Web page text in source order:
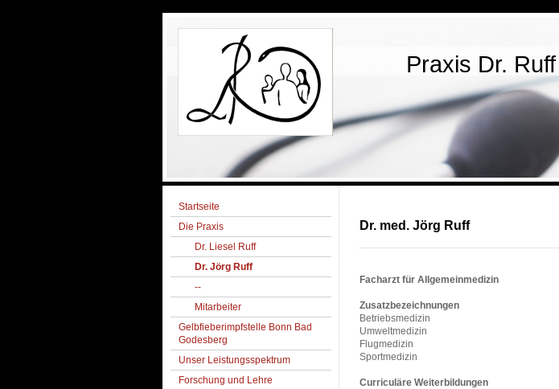
Praxis Dr. Ruff
Startseite
Die Praxis
Dr. Liesel Ruff
Dr. Jörg Ruff
--
Mitarbeiter
Gelbfieberimpfstelle Bonn Bad
Godesberg
Unser Leistungsspektrum
Forschung und Lehre
Dr. med. Jörg Ruff
Facharzt für Allgemeinmedizin
Zusatzbezeichnungen
Betriebsmedizin
Umweltmedizin
Flugmedizin
Sportmedizin
Curriculäre Weiterbildungen